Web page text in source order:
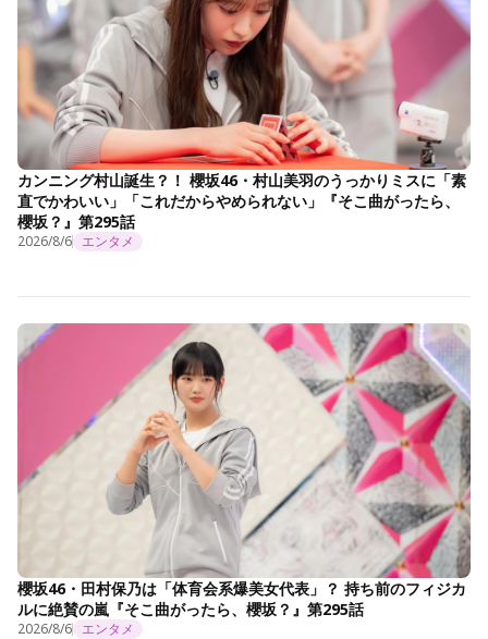
カンニング村山誕生？！ 櫻坂46・村山美羽のうっかりミスに「素
直でかわいい」「これだからやめられない」『そこ曲がったら、
櫻坂？』第295話
2026/8/6 エンタメ
櫻坂46・田村保乃は「体育会系爆美女代表」？ 持ち前のフィジカ
ルに絶賛の嵐『そこ曲がったら、櫻坂？』第295話
2026/8/6 エンタメ